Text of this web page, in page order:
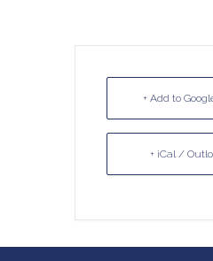
+ Add to
+ iCal /